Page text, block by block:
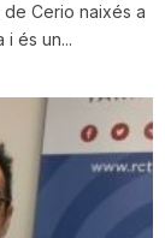
Cerio naixés a
és un...